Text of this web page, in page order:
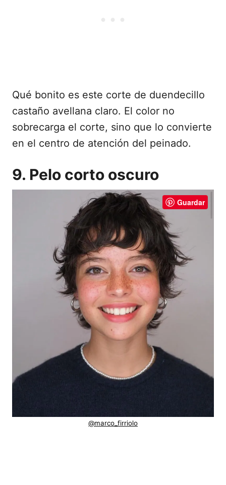
Qué bonito es este corte de duendecillo
castaño avellana claro. El color no
sobrecarga el corte, sino que lo convierte
en el centro de atención del peinado.
9. Pelo corto oscuro
Guardar
@marco_firriolo